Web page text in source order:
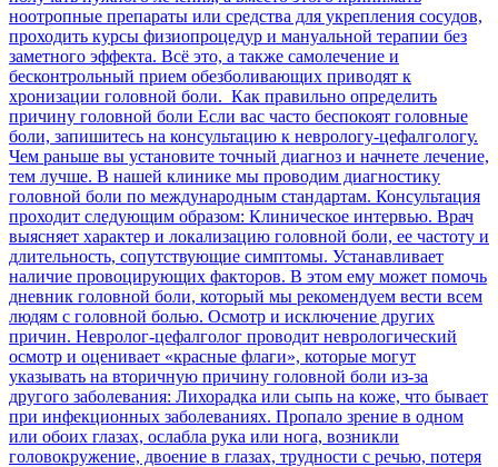
ноотропные препараты или средства для укрепления сосудов,
проходить курсы физиопроцедур и мануальной терапии без
заметного эффекта. Всё это, а также самолечение и
бесконтрольный прием обезболивающих приводят к
хронизации головной боли. Как правильно определить
причину головной боли Если вас часто беспокоят головные
боли, запишитесь на консультацию к неврологу-цефалгологу.
Чем раньше вы установите точный диагноз и начнете лечение,
тем лучше. В нашей клинике мы проводим диагностику
головной боли по международным стандартам. Консультация
проходит следующим образом: Клиническое интервью. Врач
выясняет характер и локализацию головной боли, ее частоту и
длительность, сопутствующие симптомы. Устанавливает
наличие провоцирующих факторов. В этом ему может помочь
дневник головной боли, который мы рекомендуем вести всем
людям с головной болью. Осмотр и исключение других
причин. Невролог-цефалголог проводит неврологический
осмотр и оценивает «красные флаги», которые могут
указывать на вторичную причину головной боли из-за
другого заболевания: Лихорадка или сыпь на коже, что бывает
при инфекционных заболеваниях. Пропало зрение в одном
или обоих глазах, ослабла рука или нога, возникли
головокружение, двоение в глазах, трудности с речью, потеря